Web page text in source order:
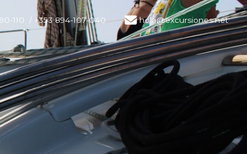
110 / +353 894-107-040 hola@excursiones.net